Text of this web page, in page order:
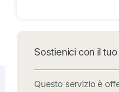
Sostienici con il
Questo servizio è